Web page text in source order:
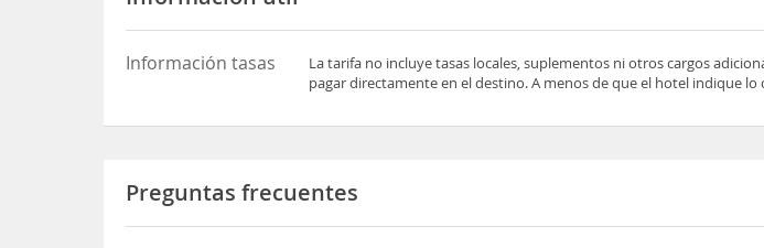
Información tasas
La tarifa no incluye tasas locales, suplementos ni otros cargos
pagar directamente en el destino. A menos de que el hotel indique lo
Preguntas frecuentes